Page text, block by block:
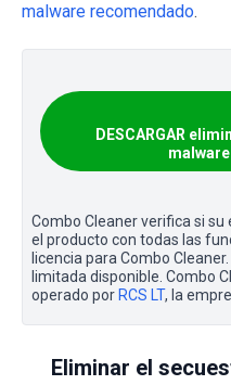
malware recomendado.
DESCARGAR
Combo Cleaner verifica si
el producto con todas las
licencia para Combo
limitada disponible. Combo
operado por RCS LT, la
Eliminar el